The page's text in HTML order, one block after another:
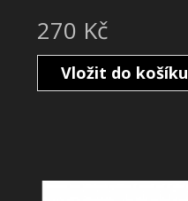
270 Kč
Vložit do košíku